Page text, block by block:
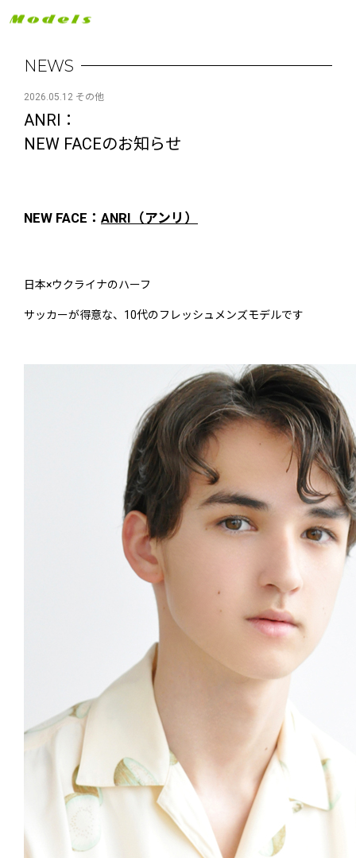
NEWS
2026.05.12 その他
ANRI：
NEW FACEのお知らせ
NEW FACE： ANRI（アンリ）
日本×ウクライナのハーフ
サッカーが得意な、10代のフレッシュメンズモデルです